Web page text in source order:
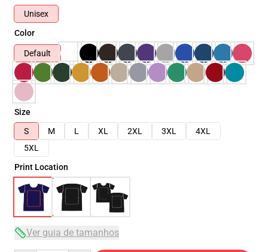
Unisex
Color
Default
Size
S
M L XL 2XL 3XL
4XL
5XL
Print Location
Ver guia de tamanhos